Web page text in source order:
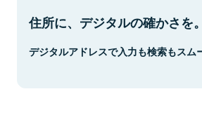
住所に、デジタルの確かさを。
デジタルアドレスで入力も検索もスム